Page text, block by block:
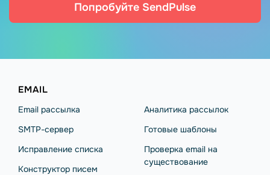
Попробуйте SendPulse
EMAIL
Email рассылка
SMTP-сервер
Исправление списка
Конструктор писем
Аналитика рассылок
Готовые шаблоны
Проверка email на
существование